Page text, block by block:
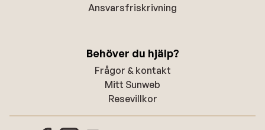
Ansvarsfriskrivning
Behöver du hjälp?
Frågor & kontakt
Mitt Sunweb
Resevillkor